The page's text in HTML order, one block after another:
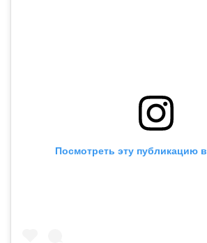
Посмотреть эту публикацию